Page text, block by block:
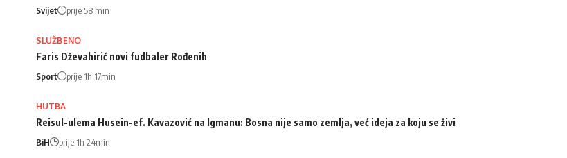
Svijet prije 58 min
SLUŽBENO
Faris Dževahirić novi fudbaler Rođenih
Sport prije 1h 17min
HUTBA
Reisul-ulema Husein-ef. Kavazović na Igmanu: Bosna nije samo zemlja, već ideja za koju se živi
BiH prije 1h 24min